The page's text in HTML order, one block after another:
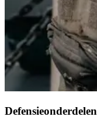
Defensieonderdelen